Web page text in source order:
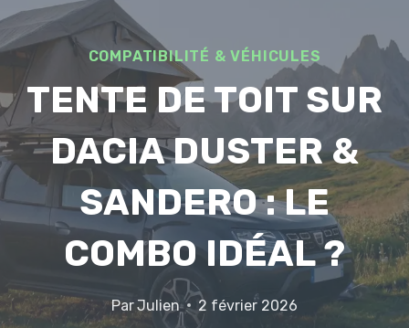
COMPATIBILITÉ & VÉHICULES
TENTE DE TOIT SUR
DACIA DUSTER &
SANDERO : LE
COMBO IDÉAL ?
ParJulien 2 février 2026